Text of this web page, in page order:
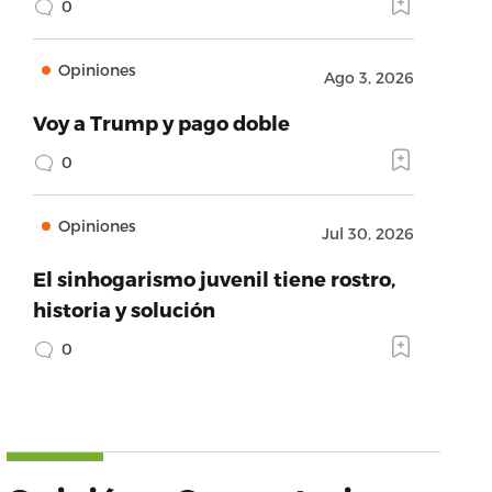
0
Opiniones Ago 3, 2026
Voy a Trump y pago doble
0
Opiniones Jul 30, 2026
El sinhogarismo juvenil tiene rostro,
historia y solución
0